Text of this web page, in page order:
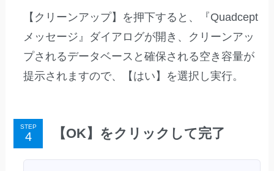
【クリーンアップ】を押下すると、『Quadcept
メッセージ』ダイアログが開き、クリーンアッ
プされるデータベースと確保される空き容量が
提示されますので、【はい】を選択し実行。
STEP 【OK】をクリックして完了